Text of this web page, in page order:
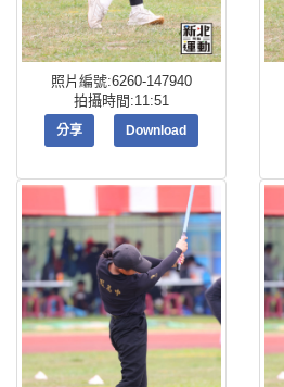
照片編號:6260-147940
拍攝時間:11:51
分享 Download